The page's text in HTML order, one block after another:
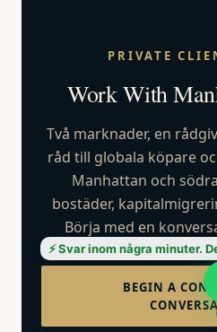
PRIVATE
Work With
Två marknader, en
råd till globala köpare
Manhattan och
bostäder,
Börja med en
BEGIN A
⚡ Svar inom några minuter.